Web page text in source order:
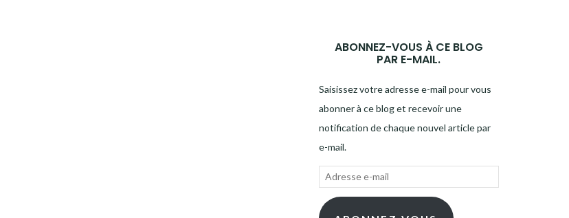
ABONNEZ-VOUS À CE BLOG
PAR E-MAIL.
Saisissez votre adresse e-mail pour vous
abonner à ce blog et recevoir une
notification de chaque nouvel article par
e-mail.
Adresse
mail